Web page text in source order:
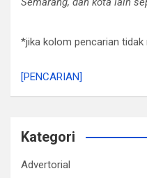
*jika kolom pencarian tidak
[PENCARIAN]
Kategori
Advertorial